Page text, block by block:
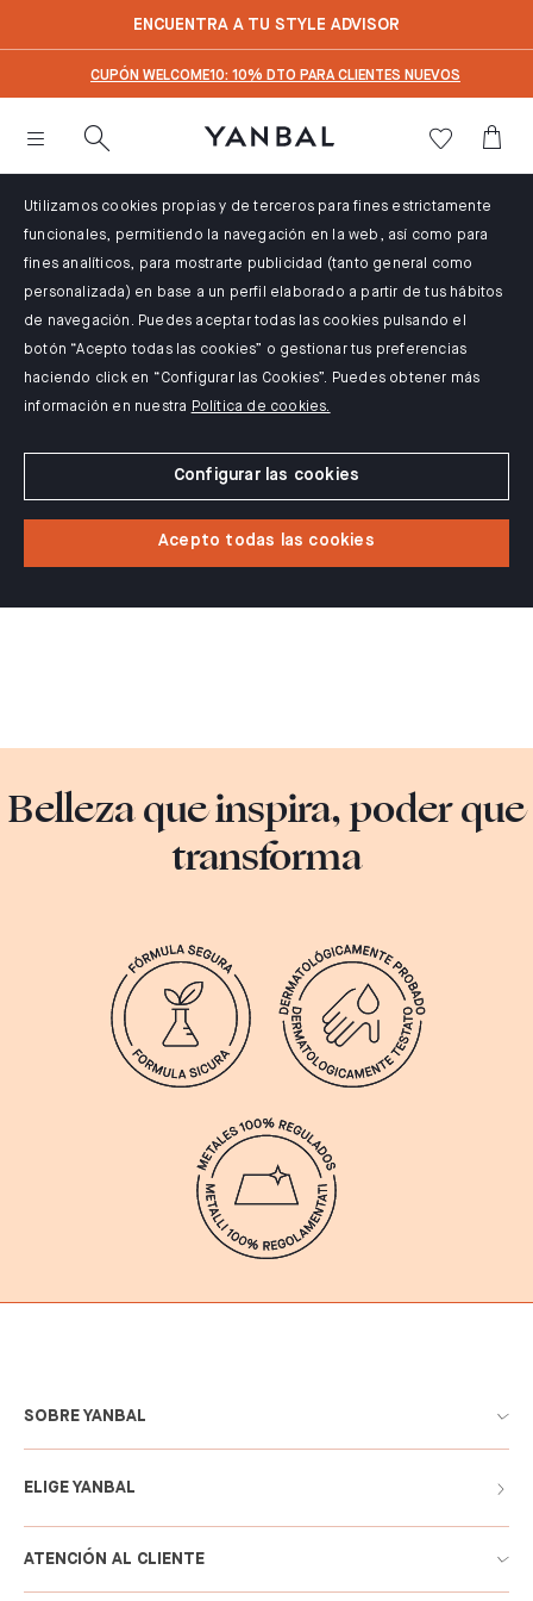
ENCUENTRA A TU STYLE ADVISOR
CUPÓN WELCOME10: 10% DTO PARA CLIENTES NUEVOS
Utilizamos cookies propias y de terceros para fines estrictamente
funcionales, permitiendo la navegación en la web, así como para
fines analíticos, para mostrarte publicidad (tanto general como
personalizada) en base a un perfil elaborado a partir de tus hábitos
de navegación. Puedes aceptar todas las cookies pulsando el
botón “Acepto todas las cookies” o gestionar tus preferencias
haciendo click en “Configurar las Cookies”. Puedes obtener más
información en nuestra Política de cookies.
Configurar las cookies
Acepto todas las cookies
Belleza que inspira, poder que
transforma
SOBRE YANBAL
ELIGE YANBAL
ATENCIÓN AL CLIENTE